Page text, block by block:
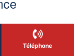
Téléphone